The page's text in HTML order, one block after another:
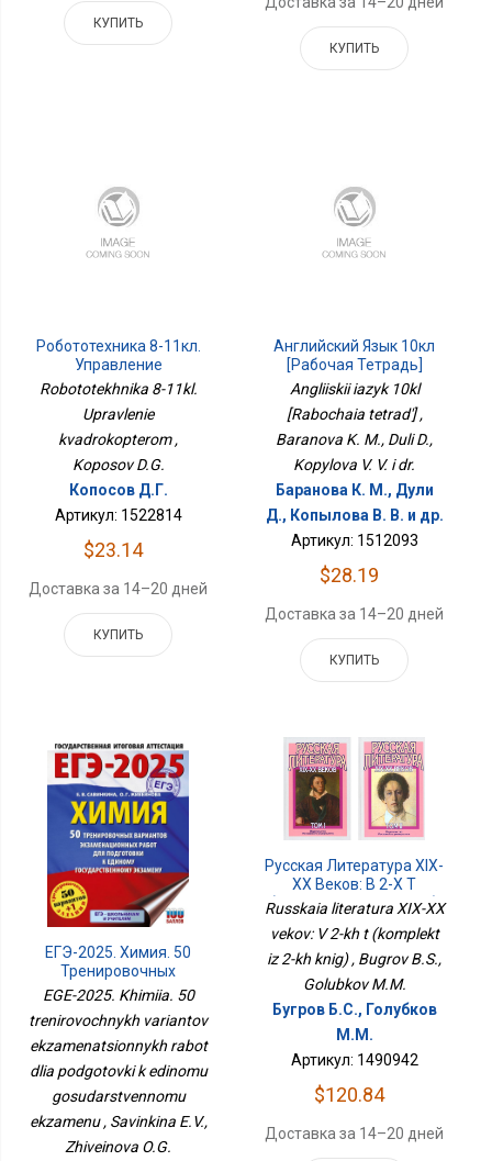
КУПИТЬ
КУПИТЬ
Робототехника 8-11кл.
Управление
Квадрокоптером
Robototekhnika 8-11kl.
Upravlenie
kvadrokopterom ,
Koposov D.G.
Копосов Д.Г.
Артикул: 1522814
$23.14
Доставка за 14–20 дней
КУПИТЬ
Английский Язык 10кл
[Рабочая Тетрадь]
Angliiskii iazyk 10kl
[Rabochaia tetrad'] ,
Baranova K. M., Duli D.,
Kopylova V. V. i dr.
Баранова К. М., Дули
Д., Копылова В. В. и др.
Артикул: 1512093
$28.19
Доставка за 14–20 дней
КУПИТЬ
ЕГЭ-2025. Химия. 50
Тренировочных
Вариантов
Экзаменационных
Работ Для Подготовки К
Единому
Государственному
Экзамену
EGE-2025. Khimiia. 50
trenirovochnykh variantov
ekzamenatsionnykh rabot
dlia podgotovki k edinomu
gosudarstvennomu
ekzamenu , Savinkina E.V.,
Zhiveinova O.G.
Русская Литература XIX-
XX Веков: В 2-Х Т
(комплект Из 2-Х Книг)
Russkaia literatura XIX-XX
vekov: V 2-kh t (komplekt
iz 2-kh knig) , Bugrov B.S.,
Golubkov M.M.
Бугров Б.С., Голубков
М.М.
Артикул: 1490942
$120.84
Доставка за 14–20 дней